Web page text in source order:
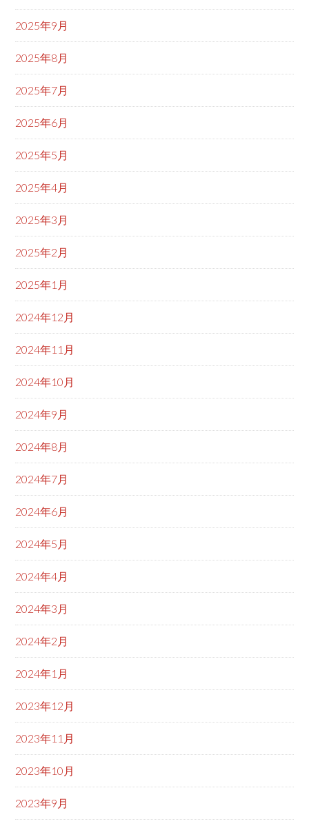
2025年9月
2025年8月
2025年7月
2025年6月
2025年5月
2025年4月
2025年3月
2025年2月
2025年1月
2024年12月
2024年11月
2024年10月
2024年9月
2024年8月
2024年7月
2024年6月
2024年5月
2024年4月
2024年3月
2024年2月
2024年1月
2023年12月
2023年11月
2023年10月
2023年9月